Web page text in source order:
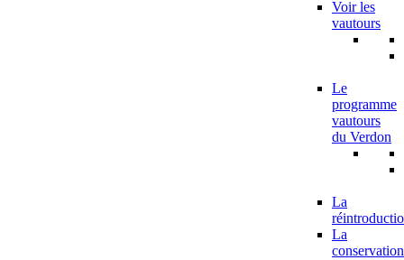
Voir les
vautours
Le
programme
vautours
du Verdon
La
La
conservation